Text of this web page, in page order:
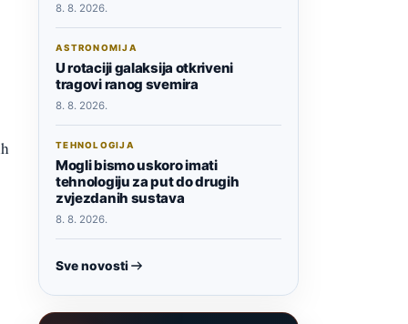
8. 8. 2026.
ASTRONOMIJA
U rotaciji galaksija otkriveni
tragovi ranog svemira
8. 8. 2026.
TEHNOLOGIJA
Mogli bismo uskoro imati
tehnologiju za put do drugih
zvjezdanih sustava
8. 8. 2026.
Sve novosti